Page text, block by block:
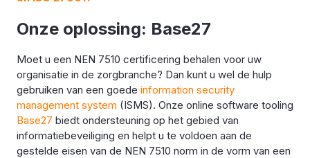
Onze oplossing: Base27
Moet u een NEN 7510 certificering behalen voor uw
organisatie in de zorgbranche? Dan kunt u wel de hulp
gebruiken van een goede information security
management system (ISMS). Onze online software tooling
Base27 biedt ondersteuning op het gebied van
informatiebeveiliging en helpt u te voldoen aan de
gestelde eisen van de NEN 7510 norm in de vorm van een